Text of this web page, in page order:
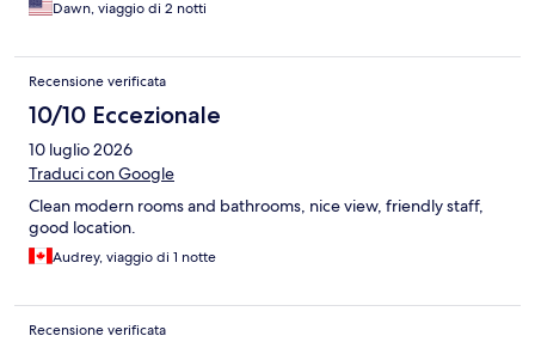
Dawn, viaggio di 2 notti
Recensione verificata
10/10 Eccezionale
10 luglio 2026
Traduci con Google
Clean modern rooms and bathrooms, nice view, friendly staff,
good location.
Audrey, viaggio di 1 notte
Recensione verificata